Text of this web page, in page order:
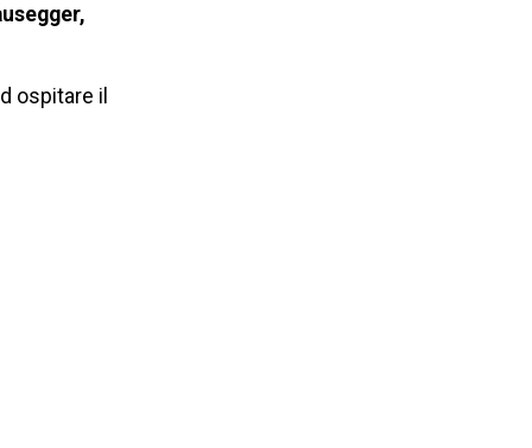
ospitare il